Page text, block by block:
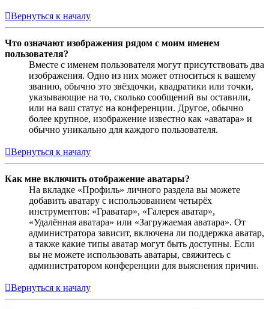
Вернуться к началу
Что означают изображения рядом с моим именем
пользователя?
Вместе с именем пользователя могут присутствовать два
изображения. Одно из них может относиться к вашему
званию, обычно это звёздочки, квадратики или точки,
указывающие на то, сколько сообщений вы оставили,
или на ваш статус на конференции. Другое, обычно
более крупное, изображение известно как «аватара» и
обычно уникально для каждого пользователя.
Вернуться к началу
Как мне включить отображение аватары?
На вкладке «Профиль» личного раздела вы можете
добавить аватару с использованием четырёх
инструментов: «Граватар», «Галерея аватар»,
«Удалённая аватара» или «Загружаемая аватара». От
администратора зависит, включена ли поддержка аватар,
а также какие типы аватар могут быть доступны. Если
вы не можете использовать аватары, свяжитесь с
администратором конференции для выяснения причин.
Вернуться к началу